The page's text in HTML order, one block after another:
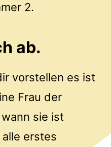
2.
ab.
vorstellen es ist
Frau der
sie ist
erstes